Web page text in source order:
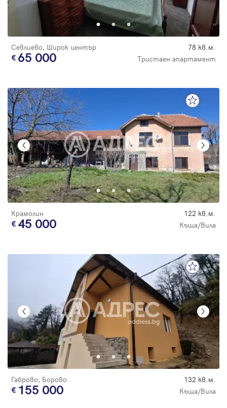
Севлиево, Широк център 78 кв.м.
65 000 Тристаен апартамент
Крамолин 122 кв.м.
45 000 Къща/Вила
Габрово, Борово 132 кв.м.
155 000 Къща/Вила